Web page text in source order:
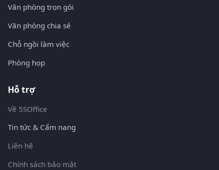
Văn phòng trọn gói
Văn phòng chia sẻ
Chỗ ngồi làm việc
Phòng họp
Hỗ trợ
Về 5SOffice
Tin tức & Cẩm nang
Liên hệ
Chính sách bảo mật